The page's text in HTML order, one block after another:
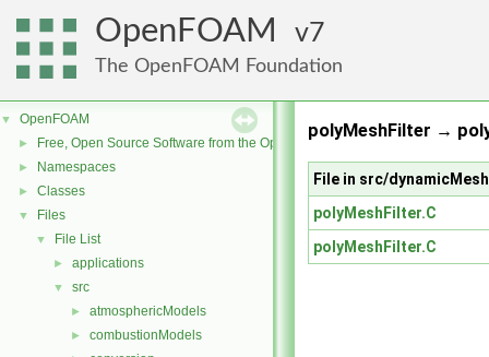
OpenFOAM 7
The OpenFOAM Foundation
▼ OpenFOAM
► Free, Open Source Software from the OpenFOAM Foundation
► Namespaces
► Classes
▼ Files
▼ File List
► applications
▼ src
► atmosphericModels
► combustionModels
polyMeshFilter →
File in src/
polyMeshFilter.C
polyMeshFilter.C